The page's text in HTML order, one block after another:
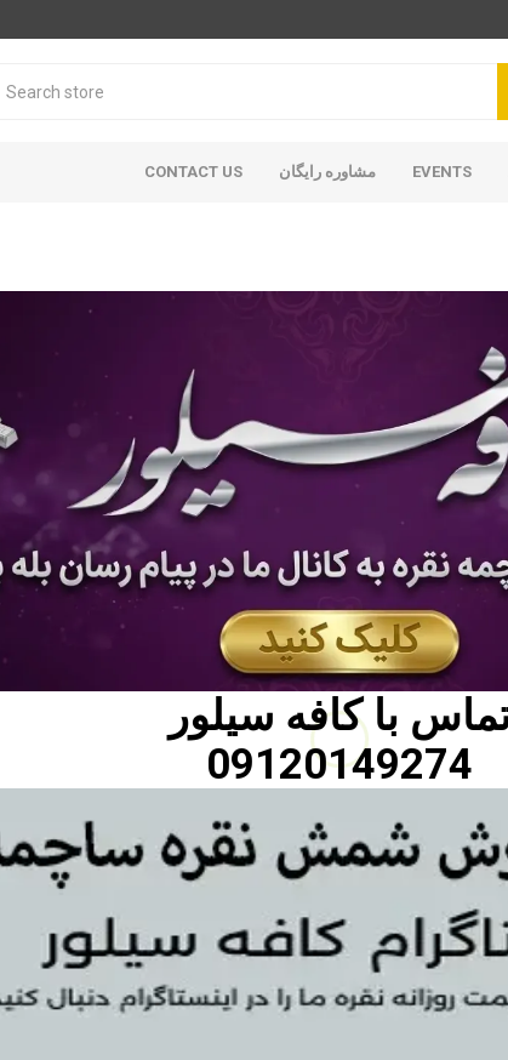
CONTACT US مشاوره رایگان EVENTS
باکافه سیلور
09120149274